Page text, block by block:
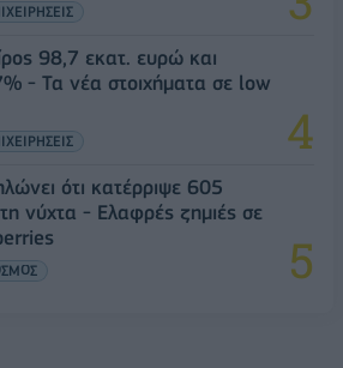
98,7 εκατ. ευρώ και
- Τα νέα στοιχήματα σε low
ότι κατέρριψε 605
νύχτα - Ελαφρές ζημιές σε